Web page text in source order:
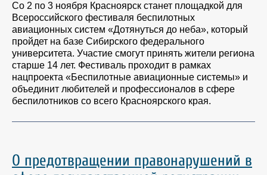
Со 2 по 3 ноября Красноярск станет площадкой для
Всероссийского фестиваля беспилотных
авиационных систем «Дотянуться до неба», который
пройдет на базе Сибирского федерального
университета. Участие смогут принять жители региона
старше 14 лет. Фестиваль проходит в рамках
нацпроекта «Беспилотные авиационные системы» и
объединит любителей и профессионалов в сфере
беспилотников со всего Красноярского края.
О предотвращении правонарушений в